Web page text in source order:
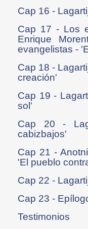
Cap 16 -
Cap 17 - Los
Enrique
evangelistas -
Cap 18 -
creación'
Cap 19 -
sol'
Cap 20 -
cabizbajos'
Cap 21 -
'El pueblo
Cap 22 -
Cap 23 -
Testimonios